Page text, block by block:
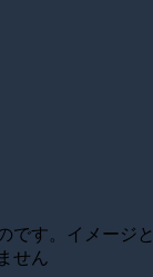
です。イメージ
せん